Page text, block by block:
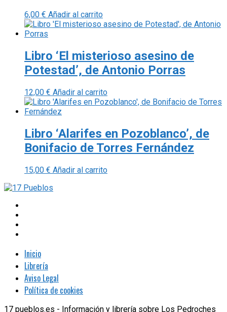
6,00 € Añadir al carrito
Libro ‘El misterioso asesino de
Potestad’, de Antonio Porras
12,00 € Añadir al carrito
Libro ‘Alarifes en Pozoblanco’, de
Bonifacio de Torres Fernández
15,00 € Añadir al carrito
Inicio
Librería
Aviso Legal
Política de cookies
17 pueblos.es - Información y librería sobre Los Pedroches